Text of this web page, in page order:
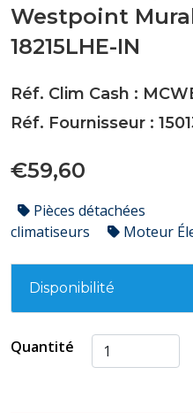
Westpoint Mural
18215LHE-IN
Réf. Clim Cash :
Réf. Fournisseur :
€59,60
Pièces détachées
climatiseurs
Moteur
Disponibilité
Quantité